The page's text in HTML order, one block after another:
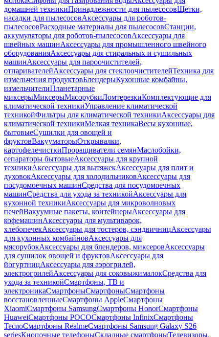
домашней техникиПринадлежности для пылесосовЩетки,
насадки для пылесосовАксессуары для роботов-
пылесосовРасходные материалы для пылесосовСтанции,
аккумуляторы для роботов-пылесосовАксессуары для
швейных машинАксессуары для промышленного швейного
оборудованияАксессуары для стиральных и сушильных
машинАксессуары для пароочистителей,
отпаривателейАксессуары для стеклоочистителейТехника для
измельчения продуктовБлендерыКухонные комбайны,
измельчителиПланетарные
миксерыМиксерыМясорубкиЛомтерезкиКомплектующие для
климатической техникиУправление климатической
техникойФильтры для климатической техникиАксессуары для
климатической техникиМелкая техникаВесы кухонные,
бытовыеСушилки для овощей и
фруктовВакууматорыОткрывалки,
картофелечисткиПроращиватели семянМаслобойки,
сепараторы бытовыеАксессуары для крупной
техникиАксессуары для вытяжекАксессуары для плит и
духовокАксессуары для холодильниковАксессуары для
посудомоечных машинСредства для посудомоечных
машинСредства для ухода за техникойАксессуары для
кухонной техникиАксессуары для микроволновых
печейВакуумные пакеты, контейнерыАксессуары для
кофемашинАксессуары для мультиварок,
хлебопечекАксессуары для тостеров, сэндвичницАксессуары
для кухонных комбайновАксессуары для
мясорубокАксессуары для блендеров, миксеровАксессуары
для сушилок овощей и фруктовАксессуары для
йогуртницАксессуары для аэрогрилей,
электрогрилейАксессуары для соковыжималокСредства для
ухода за техникойСмартфоны, ТВ и
электроникаСмартфоныСмартфоныСмартфоны
восстановленныеСмартфоны AppleСмартфоны
XiaomiСмартфоны SamsungСмартфоны HonorСмартфоны
HuaweiСмартфоны POCOСмартфоны InfinixСмартфоны
TecnoСмартфоны RealmeСмартфоны Samsung Galaxy S26
seriesКнопочные телефоныСкладные смартфоныТелевизоры,